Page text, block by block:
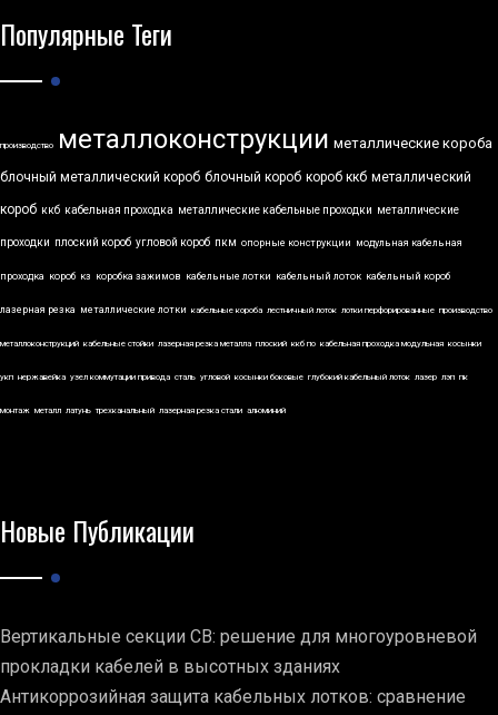
Популярные Теги
производство металлоконструкции металлические короба
блочный металлический короб блочный короб короб ккб металлический
короб ккб кабельная проходка металлические кабельные проходки металлические
проходки плоский короб угловой короб пкм опорные конструкции модульная кабельная
проходка короб кз коробка зажимов кабельные лотки кабельный лоток кабельный короб
лазерная резка металлические лотки кабельные короба лестничный лоток лотки перфорированные производство
металлоконструкций кабельные стойки лазерная резка металла плоский ккб по кабельная проходка модульная косынки
укп нержавейка узел коммутации привода сталь угловой косынки боковые глубокий кабельный лоток лазер лэп пк
монтаж металл латунь трехканальный лазерная резка стали алюминий
Новые Публикации
Вертикальные секции СВ: решение для многоуровневой
прокладки кабелей в высотных зданиях
Антикоррозийная защита кабельных лотков: сравнение